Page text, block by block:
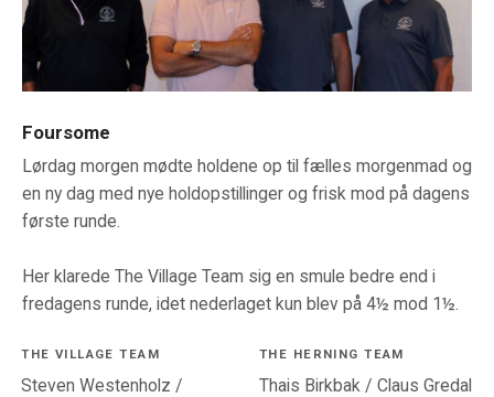
Foursome
Lørdag morgen mødte holdene op til fælles morgenmad og
en ny dag med nye holdopstillinger og frisk mod på dagens
første runde.
Her klarede The Village Team sig en smule bedre end i
fredagens runde, idet nederlaget kun blev på 4½ mod 1½.
THE VILLAGE TEAM
Steven Westenholz /
THE HERNING TEAM
Thais Birkbak / Claus Gredal